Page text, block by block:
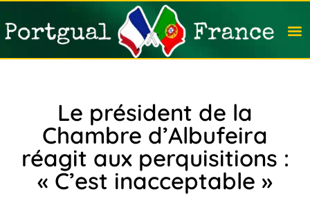
Le président de la
Chambre d’Albufeira
réagit aux perquisitions :
« C’est inacceptable »